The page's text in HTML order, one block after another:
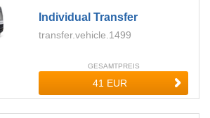
Individual Transfer
transfer.vehicle.1499
GESAMTPREIS